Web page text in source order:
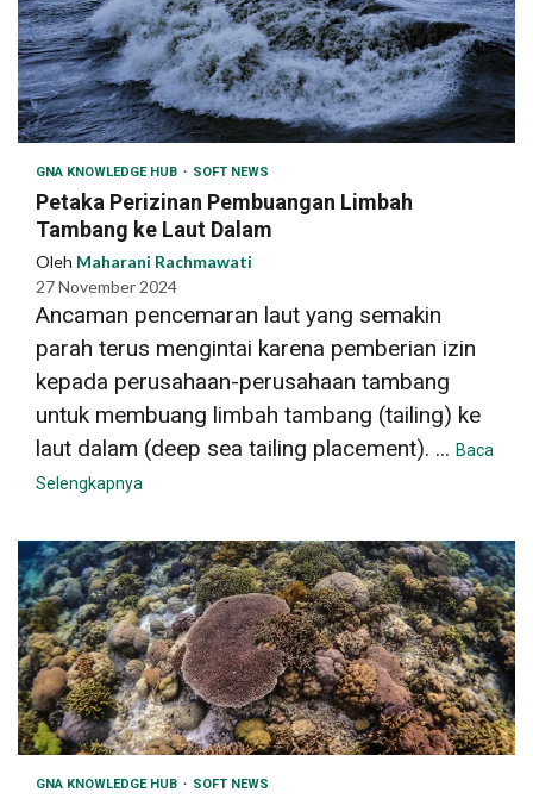
GNA KNOWLEDGE HUB SOFT NEWS
Petaka Perizinan Pembuangan Limbah
Tambang ke Laut Dalam
Oleh Maharani Rachmawati
27 November 2024
Ancaman pencemaran laut yang semakin
parah terus mengintai karena pemberian izin
kepada perusahaan-perusahaan tambang
untuk membuang limbah tambang (tailing) ke
laut dalam (deep sea tailing placement). ... Baca
Selengkapnya
GNA KNOWLEDGE HUB SOFT NEWS